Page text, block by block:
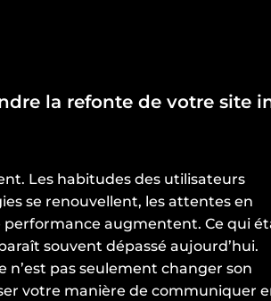
la refonte de votre site
Les habitudes des utilisateurs
se renouvellent, les attentes en
augmentent. Ce qui
souvent dépassé aujourd’hui.
n’est pas seulement changer son
votre manière de communiquer